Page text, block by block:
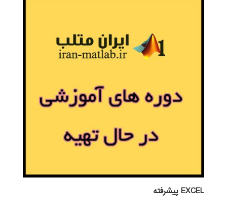
EXCEL پيشرفته